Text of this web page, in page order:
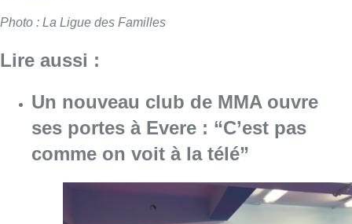
Photo : La Ligue des Familles
Lire aussi :
Un nouveau club de MMA ouvre
ses portes à Evere : “C’est pas
comme on voit à la télé”